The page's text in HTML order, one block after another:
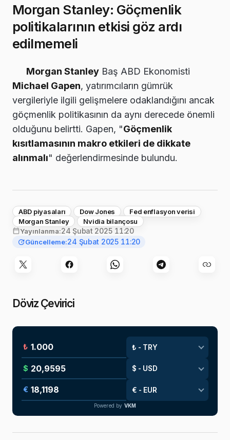
Morgan Stanley: Göçmenlik
politikalarının etkisi göz ardı
edilmemeli
Morgan Stanley Baş ABD Ekonomisti
Michael Gapen, yatırımcıların gümrük
vergileriyle ilgili gelişmelere odaklandığını ancak
göçmenlik politikasının da aynı derecede önemli
olduğunu belirtti. Gapen, "Göçmenlik
kısıtlamasının makro etkileri de dikkate
alınmalı" değerlendirmesinde bulundu.
ABD piyasaları Dow Jones
Fed enflasyon verisi
Morgan Stanley
Nvidia bilançosu
Yayınlanma:24 Şubat 2025 11:20
Güncelleme:24 Şubat 2025 11:20
Döviz Çevirici
₺
$
€
Powered by VKM